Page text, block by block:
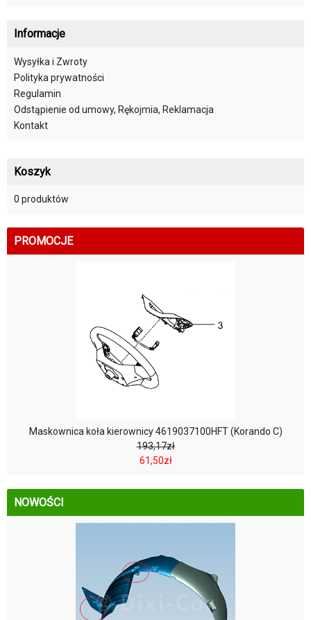
Informacje
Wysyłka i Zwroty
Polityka prywatności
Regulamin
Odstąpienie od umowy, Rękojmia, Reklamacja
Kontakt
Koszyk
0 produktów
PROMOCJE
Maskownica koła kierownicy 4619037100HFT (Korando C)
193,17zł
61,50zł
NOWOŚCI